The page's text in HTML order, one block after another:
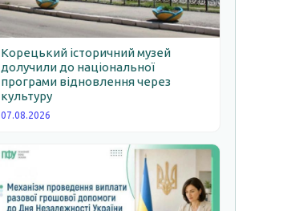
Корецький історичний музей
долучили до національної
програми відновлення через
культуру
07.08.2026